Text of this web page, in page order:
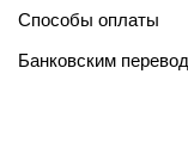
Способы оплаты
Банковским